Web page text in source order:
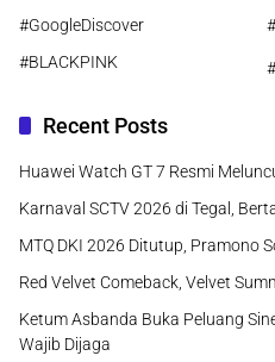
#GoogleDiscover
#BLACKPINK
Recent Posts
Huawei Watch GT 7 Resmi
Karnaval SCTV 2026 di Tegal,
MTQ DKI 2026 Ditutup, Pramono
Red Velvet Comeback, Velvet
Ketum Asbanda Buka Peluang
Wajib Dijaga